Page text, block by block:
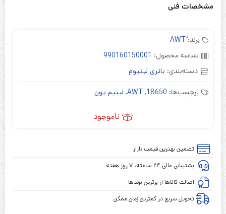
مشخصات فنی
برند:
شناسه محصول: 990160150001
دسته‌بندی: باتری لیتیوم
برچسب‌ها: 18650
,
AWT
, لیتیم یون
ناموجود
تضمین بهترین قیمت بازار
پشتیبانی عالی ۲۴ ساعته، ۷ روز هفته
اصالت کالاها از برترین برندها
تحویل سریع در کمترین زمان ممکن